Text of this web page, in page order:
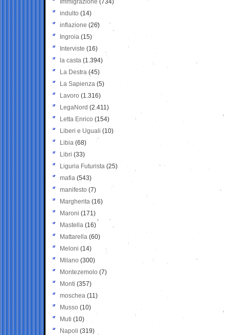
Immigrazione (734)
indulto (14)
inflazione (26)
Ingroia (15)
Interviste (16)
la casta (1.394)
La Destra (45)
La Sapienza (5)
Lavoro (1.316)
LegaNord (2.411)
Letta Enrico (154)
Liberi e Uguali (10)
Libia (68)
Libri (33)
Liguria Futurista (25)
mafia (543)
manifesto (7)
Margherita (16)
Maroni (171)
Mastella (16)
Mattarella (60)
Meloni (14)
Milano (300)
Montezemolo (7)
Monti (357)
moschea (11)
Musso (10)
Muti (10)
Napoli (319)